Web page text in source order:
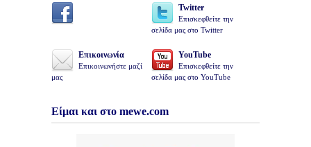
Twitter
Επισκεφθείτε την
σελίδα μας στο Twitter
Επικοινωνία
Επικοινωνήστε μαζί
μας
YouTube
Επισκεφθείτε την
σελίδα μας στο YouTube
Είμαι και στο mewe.com